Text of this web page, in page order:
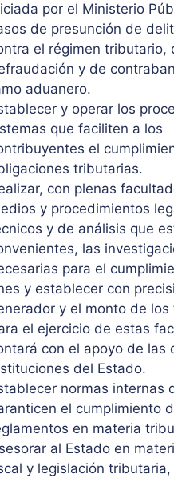
por el Ministerio
de presunción de
el régimen tributario,
y de
aduanero.
y operar los
que faciliten a los
el
tributarias.
con plenas
y procedimientos
y de análisis que
las
para el
y establecer con
y el monto de los
el ejercicio de estas
con el apoyo de las
del Estado.
normas internas
el cumplimiento
en materia
al Estado en
y legislación